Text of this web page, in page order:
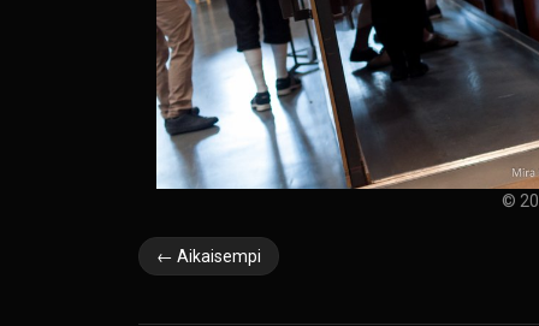
©
← Aikaisempi